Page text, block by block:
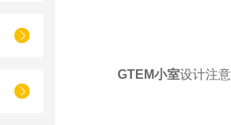
GTEM小室设计注意